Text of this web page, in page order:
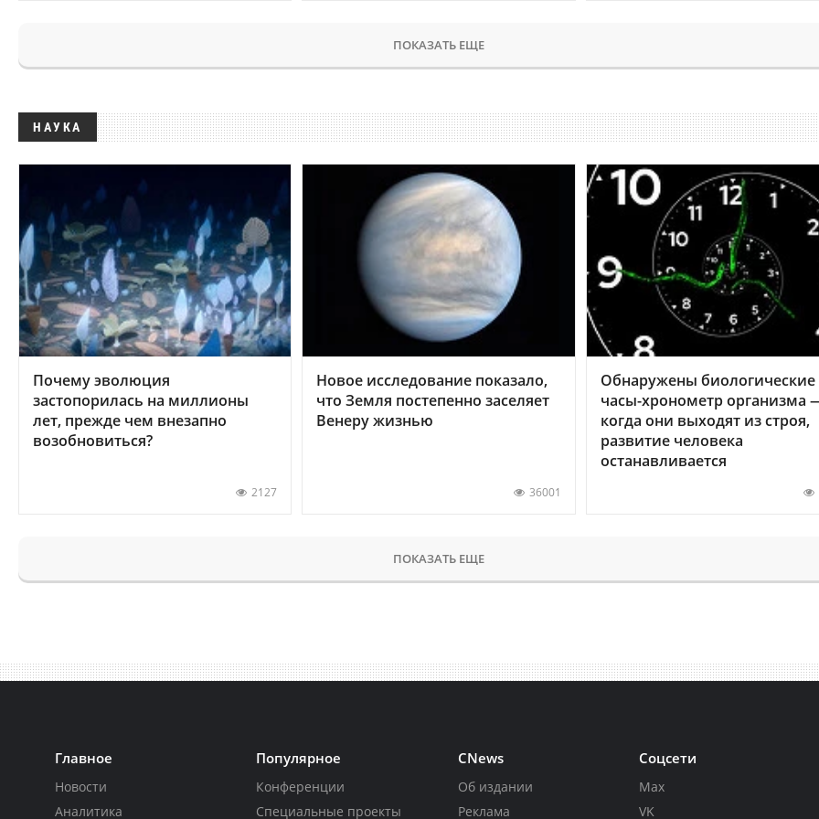
ПОКАЗАТЬ ЕЩЕ
НАУКА
Почему эволюция
застопорилась на миллионы
лет, прежде чем внезапно
возобновиться?
2127
Новое исследование показало,
что Земля постепенно заселяет
Венеру жизнью
36001
Обнаружены биологические
часы-хронометр организма
когда они выходят из строя,
развитие человека
останавливается
ПОКАЗАТЬ ЕЩЕ
Главное
Новости
Аналитика
Популярное
Конференции
Специальные проекты
CNews
Об издании
Реклама
Соцсети
Max
VK